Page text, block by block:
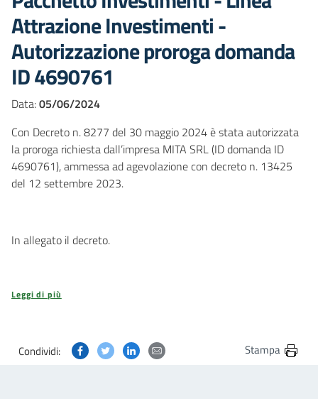
Attrazione Investimenti -
Autorizzazione proroga domanda
ID 4690761
Data:05/06/2024
Con Decreto n. 8277 del 30 maggio 2024 è stata autorizzata
la proroga richiesta dall’impresa MITA SRL (ID domanda ID
4690761), ammessa ad agevolazione con decreto n. 13425
del 12 settembre 2023.
In allegato il decreto.
Leggi di più
Condividi: Condividi questa pagina su Facebook
Condividi questa pagina su Twitter
Condividi questa pagina su Linkedin
Condividi questa pagina via
Stampa